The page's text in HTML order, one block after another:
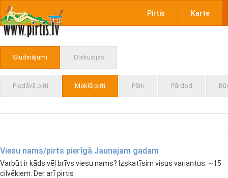
Pirtis Karte
Sludinājumi Diskusijas
Piedāvā pirti Meklē pirti Pērk Pārdod
Viesu nams/pirts pierīgā Jaunajam gadam
Varbūt ir kāds vēl brīvs viesu nams? Izskatīsim visus variantus. ~15
cilvēkiem. Der arī pirtis